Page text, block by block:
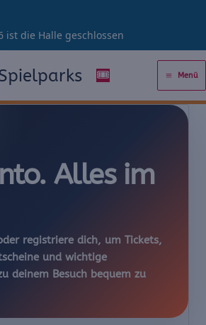
ist die Halle geschlossen
🎟️ Menü
Alles im
registriere dich, um Tickets,
und wichtige
deinem Besuch bequem zu